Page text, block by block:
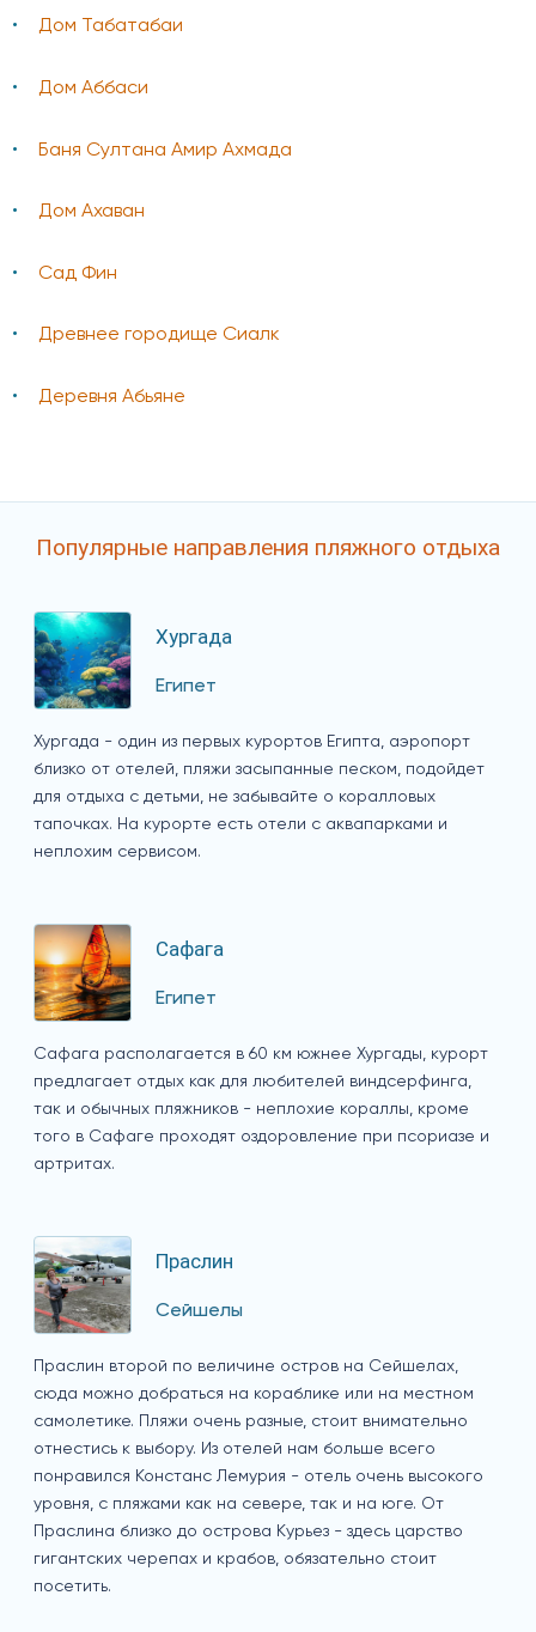
Дом Табатабаи
Дом Аббаси
Баня Султана Амир Ахмада
Дом Ахаван
Сад Фин
Древнее городище Сиалк
Деревня Абьяне
Популярные направления пляжного отдыха
Хургада
Египет
Хургада - один из первых курортов Египта, аэропорт
близко от отелей, пляжи засыпанные песком, подойдет
для отдыха с детьми, не забывайте о коралловых
тапочках. На курорте есть отели с аквапарками и
неплохим сервисом.
Сафага
Египет
Сафага располагается в 60 км южнее Хургады, курорт
предлагает отдых как для любителей виндсерфинга,
так и обычных пляжников - неплохие кораллы, кроме
того в Сафаге проходят оздоровление при псориазе и
артритах.
Праслин
Сейшелы
Праслин второй по величине остров на Сейшелах,
сюда можно добраться на кораблике или на местном
самолетике. Пляжи очень разные, стоит внимательно
отнестись к выбору. Из отелей нам больше всего
понравился Констанс Лемурия - отель очень высокого
уровня, с пляжами как на севере, так и на юге. От
Праслина близко до острова Курьез - здесь царство
гигантских черепах и крабов, обязательно стоит
посетить.